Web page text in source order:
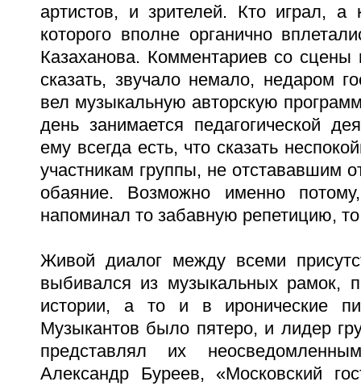
артистов, и зрителей. Кто играл, а
которого вполне органично
Казаханова. Комментариев со сцены
сказать, звучало немало, недаром
вел музыкальную авторскую
день занимается педагогической
ему всегда есть, что сказать
участникам группы, не отстававшим
обаяние. Возможно именно
напоминал то забавную репетицию,
Живой диалог между всеми
выбивался из музыкальных рамок,
истории, а то и в иронические
Музыкантов было пятеро, и лидер
представлял их
Александр Буреев, «Московский